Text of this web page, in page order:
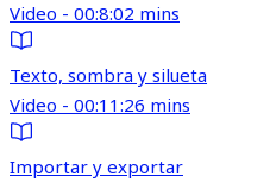
Video - 00:8:02 mins
Texto, sombra y silueta
Video - 00:11:26 mins
Importar y exportar